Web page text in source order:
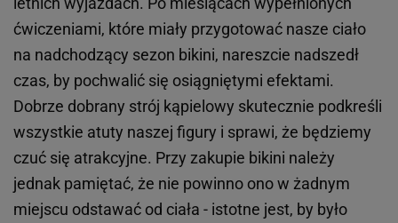
ćwiczeniami, które miały przygotować nasze ciało
na nadchodzący sezon bikini, nareszcie nadszedł
czas, by pochwalić się osiągniętymi efektami.
Dobrze dobrany strój kąpielowy skutecznie podkreśli
wszystkie atuty naszej figury i sprawi, że będziemy
czuć się atrakcyjne. Przy zakupie bikini należy
jednak pamiętać, że nie powinno ono w żadnym
miejscu odstawać od ciała - istotne jest, by było